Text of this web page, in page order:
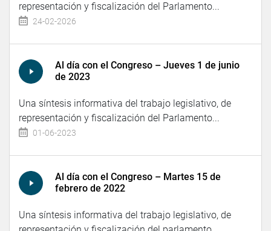
representación y fiscalización del Parlamento...
24-02-2026
Al día con el Congreso – Jueves 1 de junio
de 2023
Una síntesis informativa del trabajo legislativo, de
representación y fiscalización del Parlamento...
01-06-2023
Al día con el Congreso – Martes 15 de
febrero de 2022
Una síntesis informativa del trabajo legislativo, de